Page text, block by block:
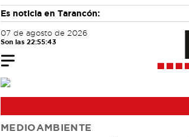
Es noticia en Tarancón:
07 de agosto de 2026
Son las 22:55:43
MEDIOAMBIENTE